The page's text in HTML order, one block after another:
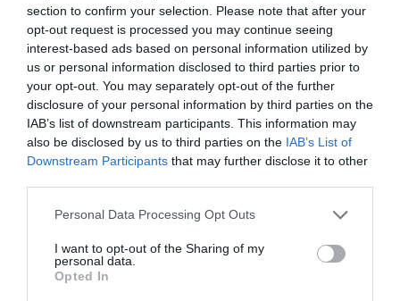
section to confirm your selection. Please note that after your
opt-out request is processed you may continue seeing
interest-based ads based on personal information utilized by
us or personal information disclosed to third parties prior to
your opt-out. You may separately opt-out of the further
disclosure of your personal information by third parties on the
IAB’s list of downstream participants. This information may
also be disclosed by us to third parties on the IAB’s List of
Downstream Participants that may further disclose it to other
Personal Data Processing Opt Outs
I want to opt-out of the Sharing of my
personal data.
Opted In